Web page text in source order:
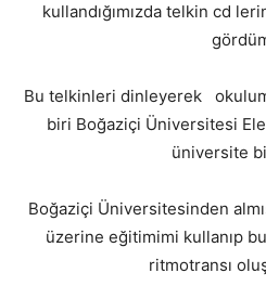
kullandığımızda telkin cd
Bu telkinleri dinleyerek
biri Boğaziçi Üniversitesi
üniversite
Boğaziçi Üniversitesinden
üzerine eğitimimi kullanıp
ritmotransı